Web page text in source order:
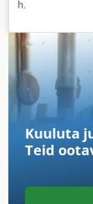
h,
Kuuluta
Teid